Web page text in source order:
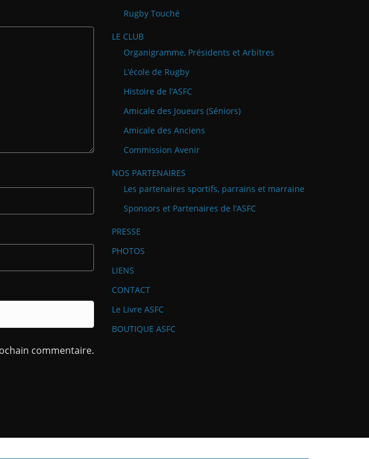
commentaire.
Rugby Touché
LE CLUB
Organigramme, Présidents et Arbitres
L’école de Rugby
Histoire de l’ASFC
Amicale des Joueurs (Séniors)
Amicale des Anciens
Commission Avenir
NOS PARTENAIRES
Les partenaires sportifs, parrains et marraine
Sponsors et Partenaires de l’ASFC
PRESSE
PHOTOS
LIENS
CONTACT
Le Livre ASFC
BOUTIQUE ASFC